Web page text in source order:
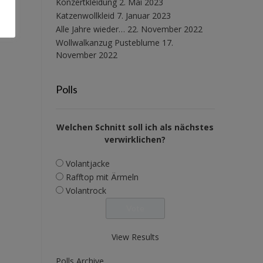
Katzenwollkleid 7. Januar 2023
Alle Jahre wieder… 22. November 2022
Wollwalkanzug Pusteblume 17.
November 2022
Polls
Welchen Schnitt soll ich als nächstes
verwirklichen?
Volantjacke
Rafftop mit Ärmeln
Volantrock
View Results